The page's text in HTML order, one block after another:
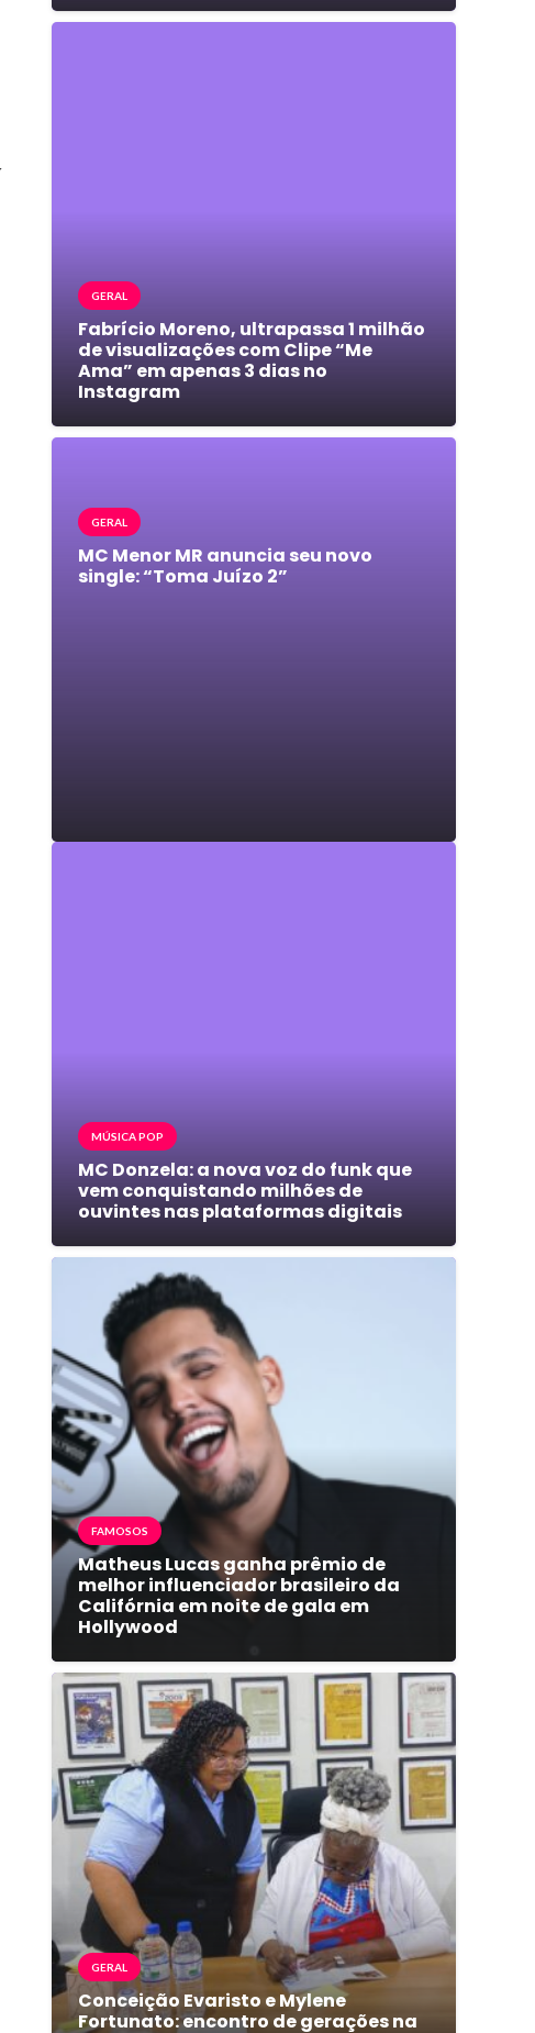
GERAL
Fabrício Moreno, ultrapassa 1 milhão
de visualizações com Clipe “Me
Ama” em apenas 3 dias no
Instagram
GERAL
MC Menor MR anuncia seu novo
single: “Toma Juízo 2”
MÚSICA POP
MC Donzela: a nova voz do funk que
vem conquistando milhões de
ouvintes nas plataformas digitais
FAMOSOS
Matheus Lucas ganha prêmio de
melhor influenciador brasileiro da
Califórnia em noite de gala em
Hollywood
GERAL
Conceição Evaristo e Mylene
Fortunato: encontro de gerações na